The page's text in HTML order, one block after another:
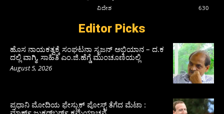
ವಿದೇಶ
630
Editor Picks
ಹೊಸ ನಾಯಕತ್ವಕ್ಕೆ ಸಂಘಟನಾ ಸೃಜನ್ ಅಭಿಯಾನ – ದ.ಕ
ದಲ್ಲಿ ವಾಗ್ಮಿ, ಸಾಹಿತಿ ಎಂ.ಜಿ.ಹೆಗ್ಡೆ ಮುಂಚೂಣಿಯಲ್ಲಿ
August 5, 2026
ಪ್ರಧಾನಿ ಮೋದಿಯ ಫೇಸ್ಬುಕ್‌ ಪೋಸ್ಟ್‌ ತೆಗೆದ ಮೆಟಾ :